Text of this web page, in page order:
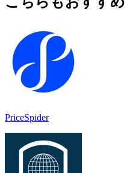
PriceSpider